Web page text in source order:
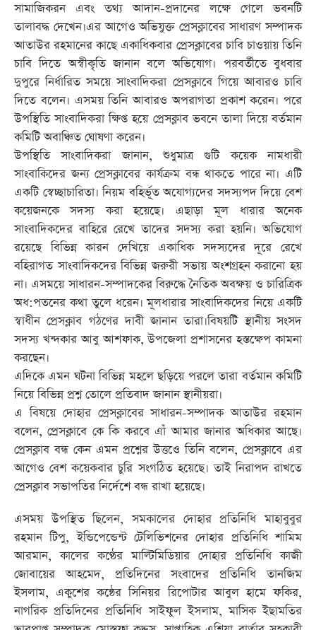
সামাজিকরন এবং তথ্য আদান-প্রদানের লক্ষে গেলে ভবনটি
তালাবদ্ধ দেখেন।এর আগেও অভিযুক্ত প্রেসক্লাবের সাধারণ সম্পাদক
আতাউর রহমানের কাছে একাধিকবার প্রেসক্লাবের চাবি চাওয়ায় তিনি
চাবি দিতে অস্বীকৃতি জানান বলে অভিযোগ। পরবর্তীতে বুধবার
দুপুরে নির্ধারিত সময়ে সাংবাদিকরা প্রেসক্লাবে গিয়ে আবারও চাবি
দিতে বলেন। এসময় তিনি আবারও অপরাগতা প্রকাশ করেন। পরে
উপস্থিতি সাংবাদিকরা ক্ষিপ্ত হয়ে প্রেসক্লাব ভবনে তালা দিয়ে বর্তমান
কমিটি অবাঞ্চিত ঘোষণা করেন।
উপস্থিতি সাংবাদিকরা জানান, শুধুমাত্র গুটি কয়েক নামধারী
সাংবাকিদের জন্য প্রেসক্লাবের কার্যক্রম বন্ধ থাকতে পারে না। এটি
একটি স্বেচ্ছাচারিতা। নিয়ম বহির্ভূত অযোগ্যদের সদস্যপদ দিয়ে বেশ
কয়েজনকে সদস্য করা হয়েছে। এছাড়া মূল ধারার অনেক
সাংবাদিকদের বাহিরে রেখে তাদের সদস্য করা হয়নি। অভিযোগ
রয়েছে বিভিন্ন কারন দেখিয়ে একাধিক সদস্যদের দূরে রেখে
বহিরাগত সাংবাদিকদের বিভিন্ন জরুরী সভায় অংশগ্রহন করানো হয়
না। এসময়ে সাধারন-সম্পাদকের বিরুদ্ধে নৈতিক অবক্ষয় ও চারিত্রিক
অধ:পতনের কথা তুলে ধরেন। মূলধারার সাংবাদিকদের নিয়ে একটি
স্বাধীন প্রেসক্লাব গঠণের দাবী জানান তারা।বিষয়টি স্থানীয় সংসদ
সদস্য খন্দকার আবু আশফাক, উপজেলা প্রশাসনের হস্তক্ষেপ কামনা
করছেন।
এদিকে এমন ঘটনা বিভিন্ন মহলে ছড়িয়ে পরলে তারা বর্তমান কমিটি
নিয়ে বিভিন্ন প্রশ্ন তোলে প্রতিবাদ জানান স্থানীয়রা।
এ বিষয়ে দোহার প্রেসক্লাবের সাধারন-সম্পাদক আতাউর রহমান
বলেন, প্রেসক্লাবে কে কি করবে এাঁ আমার জানার অধিকার আছে।
প্রেসক্লাব বন্ধ কেন এমন প্রশ্নের উত্তওে তিনি বলেন, প্রেসক্লাবে এর
আগেও বেশ কয়েকবার চুরি সংগঠিত হয়েছে। তাই নিরাপদ রাখতে
প্রেসক্লাব সভাপতির নির্দেশে বন্ধ রাখা হয়েছে।
এসময় উপস্থিত ছিলেন, সমকালের দোহার প্রতিনিধি মাহাবুবুর
রহমান টিপু, ইন্ডিপেন্ডেন্ট টেলিভিশনের দোহার প্রতিনিধি শামিম
আরমান, কালের কণ্ঠের মাল্টিমিডিয়ার দোহার প্রতিনিধি কাজী
জোবায়ের আহমেদ, প্রতিদিনের সংবাদের প্রতিনিধি তানজিম
ইসলাম, একুশের কন্ঠের সিনিয়র রিপোটার আবুল হামে ফকির,
নাগরিক প্রতিদিনের প্রতিনিধি সাইফুল ইসলাম, মাসিক ইছামতির